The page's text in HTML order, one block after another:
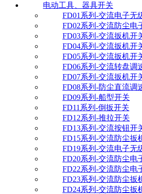
电动工具、器具开关
FD01系列-交流电子无
FD02系列-交流防尘电
FD03系列-交流扳机开
FD04系列-交流扳机开
FD05系列-交流扳机开
FD06系列-交流转盘调
FD07系列-交流扳机开
FD08系列-防尘直流调
FD09系列-船型开关
FD11系列-倒扳开关
FD12系列-推拉开关
FD13系列-交流按钮开
FD15系列-交流防尘扳
FD19系列-交流电子无
FD20系列-交流防尘电
FD22系列-交流防尘电
FD23系列-交流防尘扳
FD24系列-交流防尘扳